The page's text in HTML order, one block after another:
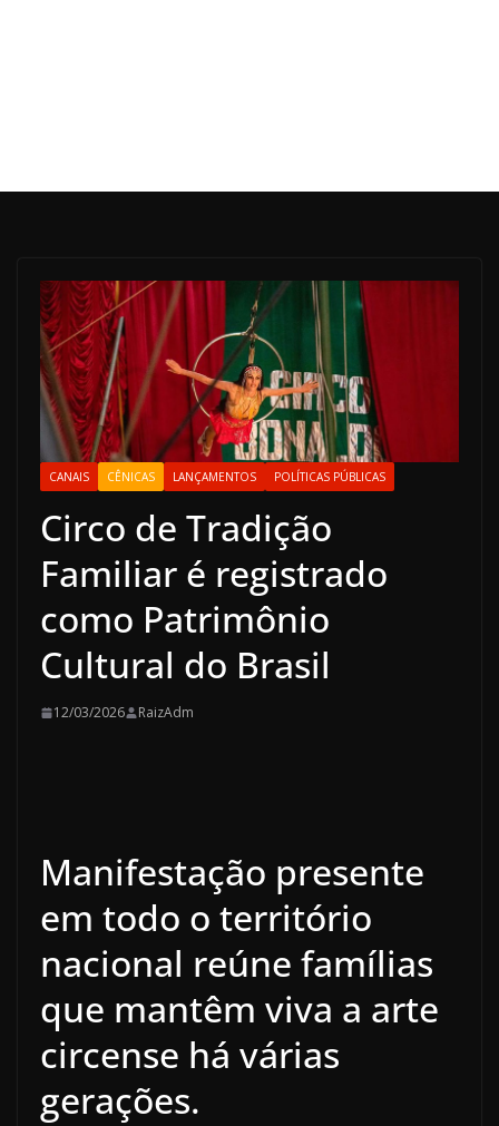
CANAIS CÊNICAS LANÇAMENTOS POLÍTICAS PÚBLICAS
Circo de Tradição
Familiar é registrado
como Patrimônio
Cultural do Brasil
12/03/2026 RaizAdm
Manifestação presente
em todo o território
nacional reúne famílias
que mantêm viva a arte
circense há várias
gerações.